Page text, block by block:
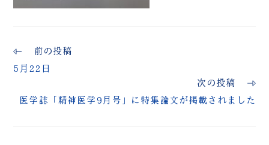
前の投稿
5月22日
次の投稿
医学誌「精神医学9月号」に特集論文が掲載されました